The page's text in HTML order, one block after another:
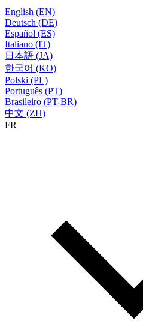
English (EN)
Deutsch (DE)
Español (ES)
Italiano (IT)
日本語 (JA)
한국어 (KO)
Polski (PL)
Português (PT)
Brasileiro (PT-BR)
中文 (ZH)
FR